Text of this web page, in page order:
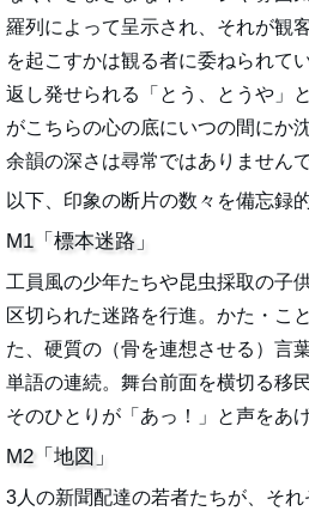
羅列によって呈示され、それが観
を起こすかは観る者に委ねられて
返し発せられる「とう、とうや」
がこちらの心の底にいつの間にか
余韻の深さは尋常ではありませんで
以下、印象の断片の数々を備忘録
M1「標本迷路」
工員風の少年たちや昆虫採取の子
区切られた迷路を行進。かた・こ
た、硬質の（骨を連想させる）言
単語の連続。舞台前面を横切る移
そのひとりが「あっ！」と声をあ
M2「地図」
3人の新聞配達の若者たちが、そ